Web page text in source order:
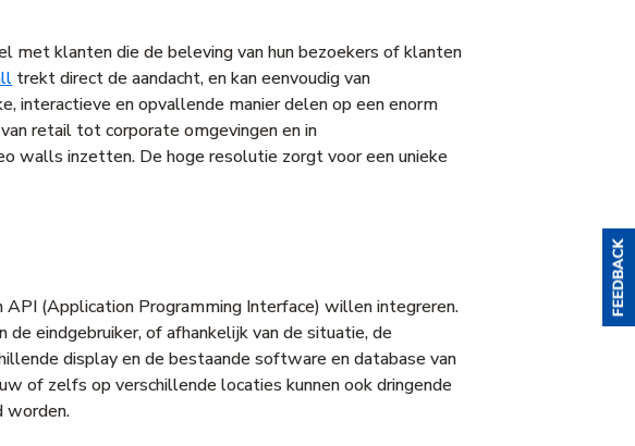
met klanten die de beleving van hun bezoekers of klanten
trekt direct de aandacht, en kan eenvoudig van
interactieve en opvallende manier delen op een enorm
retail tot corporate omgevingen en in
walls inzetten. De hoge resolutie zorgt voor een unieke
(Application Programming Interface) willen integreren.
eindgebruiker, of afhankelijk van de situatie, de
display en de bestaande software en database van
of zelfs op verschillende locaties kunnen ook dringende
worden.